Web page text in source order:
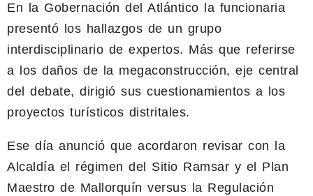
En la Gobernación del Atlántico la funcionaria
presentó los hallazgos de un grupo
interdisciplinario de expertos. Más que referirse
a los daños de la megaconstrucción, eje central
del debate, dirigió sus cuestionamientos a los
proyectos turísticos distritales.
Ese día anunció que acordaron revisar con la
Alcaldía el régimen del Sitio Ramsar y el Plan
Maestro de Mallorquín versus la Regulación